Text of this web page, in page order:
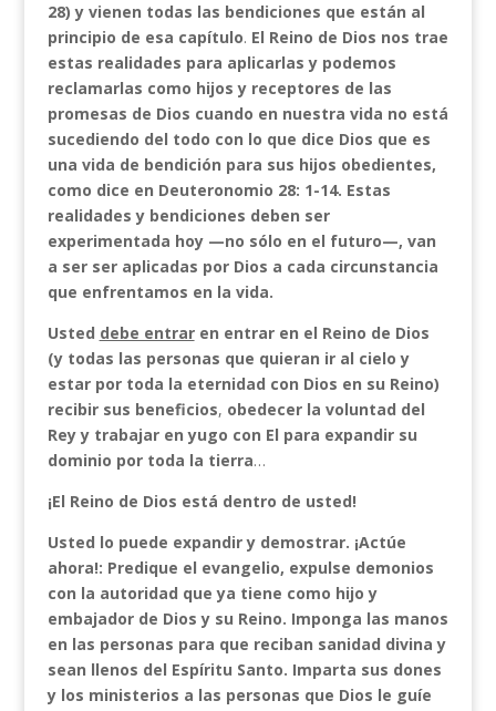
28) y vienen todas las bendiciones que están al
principio de esa capítulo. El Reino de Dios nos trae
estas realidades para aplicarlas y podemos
reclamarlas como hijos y receptores de las
promesas de Dios cuando en nuestra vida no está
sucediendo del todo con lo que dice Dios que es
una vida de bendición para sus hijos obedientes,
como dice en Deuteronomio 28: 1-14. Estas
realidades y bendiciones deben ser
experimentada hoy —no sólo en el futuro—, van
a ser ser aplicadas por Dios a cada circunstancia
que enfrentamos en la vida.
Usted debe entraren entrar en el Reino de Dios
(y todas las personas que quieran ir al cielo y
estar por toda la eternidad con Dios en su Reino)
recibir sus beneficios, obedecer la voluntad del
Rey y trabajar en yugo con El para expandir su
dominio por toda la tierra…
¡El Reino de Dios está dentro de usted!
Usted lo puede expandir y demostrar. ¡Actúe
ahora!: Predique el evangelio, expulse demonios
con la autoridad que ya tiene como hijo y
embajador de Dios y su Reino. Imponga las manos
en las personas para que reciban sanidad divina y
sean llenos del Espíritu Santo. Imparta sus dones
y los ministerios a las personas que Dios le guíe